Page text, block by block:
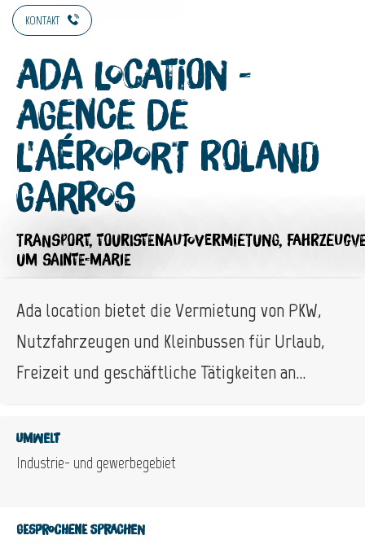
KONTAKT
Ada Location -
Agence de
l'Aéroport Roland
Garros
TRANSPORT,TOURISTENAUTOVERMIETUNG,
UM SAINTE-MARIE
Ada location bietet die Vermietung von PKW,
Nutzfahrzeugen und Kleinbussen für Urlaub,
Freizeit und geschäftliche Tätigkeiten an...
Umwelt
Industrie- und gewerbegebiet
Gesprochene Sprachen